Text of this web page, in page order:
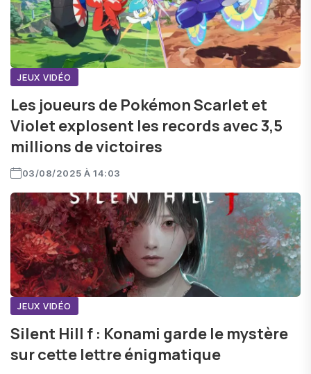
JEUX VIDÉO
Les joueurs de Pokémon Scarlet et
Violet explosent les records avec 3,5
millions de victoires
03/08/2025 À 14:03
JEUX VIDÉO
Silent Hill f : Konami garde le mystère
sur cette lettre énigmatique